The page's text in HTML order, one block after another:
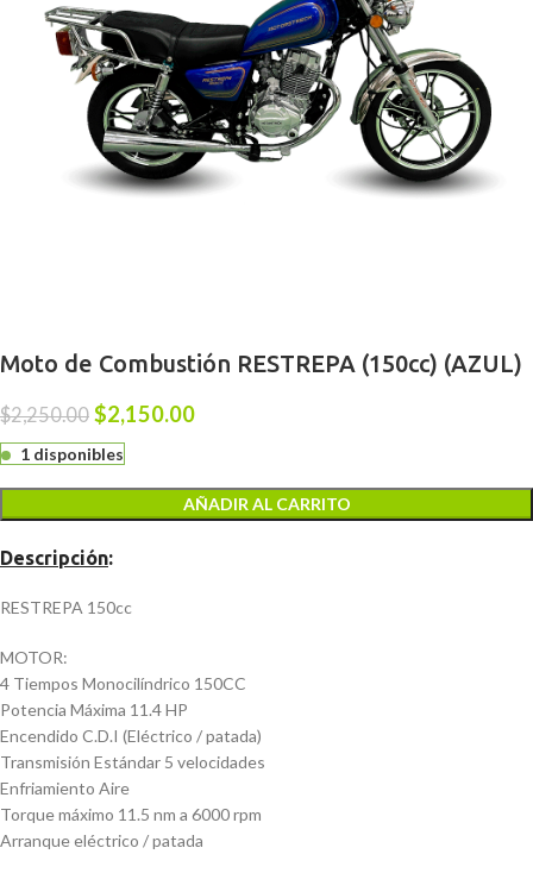
Moto de Combustión RESTREPA (150cc) (AZUL)
$2,250.00 $2,150.00
1 disponibles
AÑADIR AL CARRITO
Descripción:
RESTREPA 150cc
MOTOR:
4 Tiempos Monocilíndrico 150CC
Potencia Máxima 11.4 HP
Encendido C.D.I (Eléctrico / patada)
Transmisión Estándar 5 velocidades
Enfriamiento Aire
Torque máximo 11.5 nm a 6000 rpm
Arranque eléctrico / patada